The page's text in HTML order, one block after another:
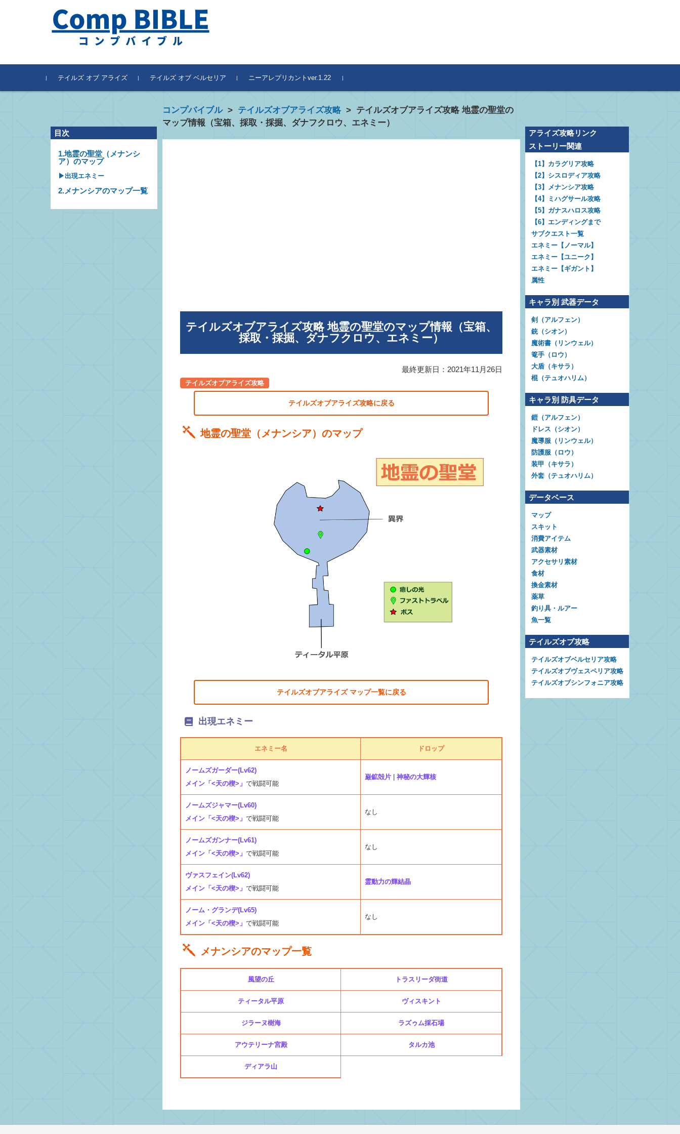
テイルズ オブ アライズ テイルズ オブ ベルセリア ニーアレプリカントver.1.22
コンプバイブル> テイルズオブアライズ攻略 > テイルズオブアライズ攻略 地霊の聖堂の
マップ情報（宝箱、採取・採掘、ダナフクロウ、エネミー）
テイルズオブアライズ攻略 地霊の聖堂のマップ情報（宝箱、
採取・採掘、ダナフクロウ、エネミー）
最終更新日： 2021年11月26日
テイルズオブアライズ攻略
テイルズオブアライズ攻略に戻る
地霊の聖堂（メナンシア）のマップ
テイルズオブアライズ マップ一覧に戻る
出現エネミー
エネミー名 ドロップ
ノームズガーダー(Lv62)
メイン「<天の楔>」で戦闘可能
巌鉱殻片 |神秘の大輝核
ノームズジャマー(Lv60)
メイン「<天の楔>」で戦闘可能
なし
ノームズガンナー(Lv61)
メイン「<天の楔>」で戦闘可能
なし
ヴァスフェイン(Lv62)
メイン「<天の楔>」で戦闘可能
霊動力の輝結晶
ノーム・グランデ(Lv65)
メイン「<天の楔>」で戦闘可能
なし
メナンシアのマップ一覧
風望の丘 トラスリーダ街道
ティータル平原 ヴィスキント
ジラーヌ樹海 ラズゥム採石場
アウテリーナ宮殿 タルカ池
ディアラ山
目次
1.地霊の聖堂（メナンシ
ア）のマップ
▶出現エネミー
2.メナンシアのマップ一覧
アライズ攻略リンク
ストーリー関連
【1】カラグリア攻略
【2】シスロディア攻略
【3】メナンシア攻略
【4】ミハグサール攻略
【5】ガナスハロス攻略
【6】エンディングまで
サブクエスト一覧
エネミー【ノーマル】
エネミー【ユニーク】
エネミー【ギガント】
属性
キャラ別 武器データ
剣（アルフェン）
銃（シオン）
魔術書（リンウェル）
篭手（ロウ）
大盾（キサラ）
棍（テュオハリム）
キャラ別 防具データ
鎧（アルフェン）
ドレス（シオン）
魔導服（リンウェル）
防護服（ロウ）
装甲（キサラ）
外套（テュオハリム）
データベース
マップ
スキット
消費アイテム
武器素材
アクセサリ素材
食材
換金素材
薬草
釣り具・ルアー
魚一覧
テイルズオブ攻略
テイルズオブベルセリア攻略
テイルズオブヴェスペリア攻略
テイルズオブシンフォニア攻略